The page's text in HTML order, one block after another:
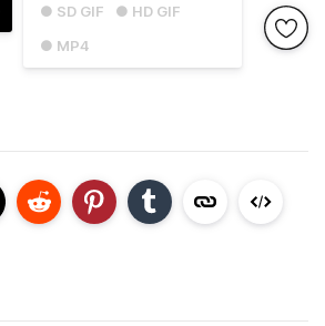
● SD GIF
● HD GIF
● MP4